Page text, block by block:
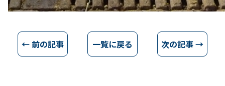
← 前の記事 一覧に戻る 次の記事 →